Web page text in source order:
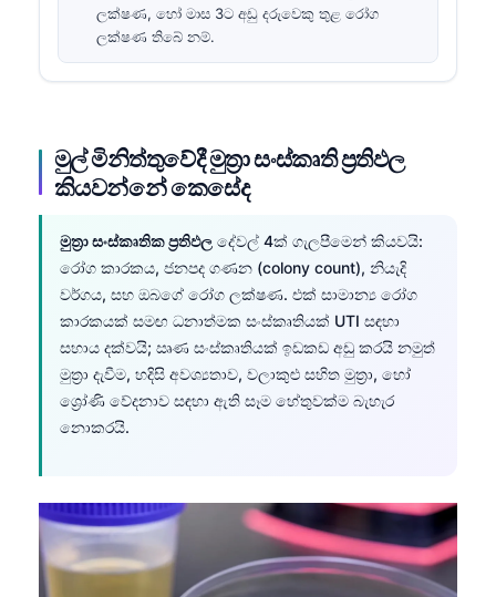
ලක්ෂණ, හෝ මාස 3ට අඩු දරුවෙකු තුළ රෝග
ලක්ෂණ තිබේ නම්.
මුල් මිනිත්තුවේදී මුත්‍රා සංස්කෘති ප්‍රතිඵල
කියවන්නේ කෙසේද
මුත්‍රා සංස්කෘතික ප්‍රතිඵල දේවල් 4ක් ගැලපීමෙන් කියවයි:
රෝග කාරකය, ජනපද ගණන (colony count), නියැදි
වර්ගය, සහ ඔබගේ රෝග ලක්ෂණ. එක් සාමාන්‍ය රෝග
කාරකයක් සමඟ ධනාත්මක සංස්කෘතියක් UTI සඳහා
සහාය දක්වයි; ඍණ සංස්කෘතියක් ඉඩකඩ අඩු කරයි නමුත්
මුත්‍රා දැවීම, හදිසි අවශ්‍යතාව, වලාකුළු සහිත මුත්‍රා, හෝ
ශ්‍රෝණි වේදනාව සඳහා ඇති සෑම හේතුවක්ම බැහැර
නොකරයි.